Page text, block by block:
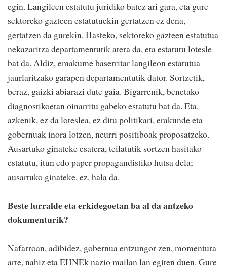
egin. Langileen estatutu juridiko batez ari gara, eta gure
sektoreko gazteen estatutuekin gertatzen ez dena,
gertatzen da gurekin. Hasteko, sektoreko gazteen estatutua
nekazaritza departamentutik atera da, eta estatutu lotesle
bat da. Aldiz, emakume baserritar langileon estatutua
jaurlaritzako garapen departamentutik dator. Sortzetik,
beraz, gaizki abiarazi dute gaia. Bigarrenik, benetako
diagnostikoetan oinarritu gabeko estatutu bat da. Eta,
azkenik, ez da loteslea, ez ditu politikari, erakunde eta
gobernuak inora lotzen, neurri positiboak proposatzeko.
Ausartuko ginateke esatera, teilatutik sortzen hasitako
estatutu, itun edo paper propagandistiko hutsa dela;
ausartuko ginateke, ez, hala da.
Beste lurralde eta erkidegoetan ba al da antzeko
dokumenturik?
Nafarroan, adibidez, gobernua entzungor zen, momentura
arte, nahiz eta EHNEk nazio mailan lan egiten duen. Gure